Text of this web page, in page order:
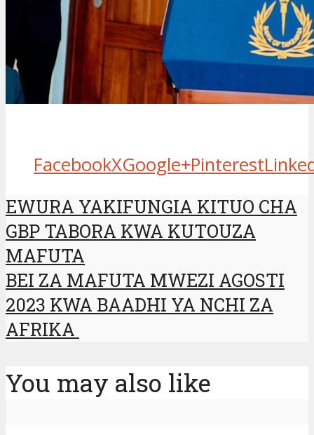
FacebookXGoogle+Pinterest
EWURA YAKIFUNGIA KITUO CHA
GBP TABORA KWA KUTOUZA
MAFUTA
BEI ZA MAFUTA MWEZI AGOSTI
2023 KWA BAADHI YA NCHI ZA
AFRIKA
You may also like